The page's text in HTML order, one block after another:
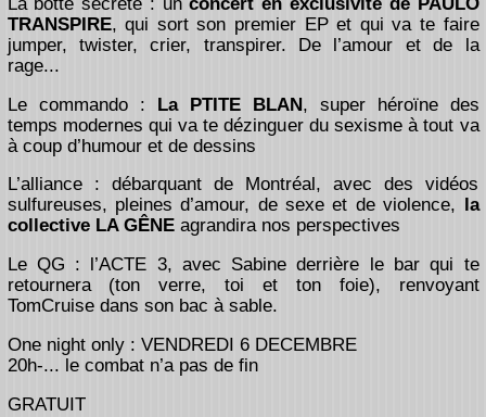
TRANSPIRE, qui sort son premier EP et qui va te faire
jumper, twister, crier, transpirer. De l’amour et de la
rage...
Le commando : La PTITE BLAN, super héroïne des
temps modernes qui va te dézinguer du sexisme à tout va
à coup d’humour et de dessins
L’alliance : débarquant de Montréal, avec des vidéos
sulfureuses, pleines d’amour, de sexe et de violence,
la
collective LA GÊNE agrandira nos perspectives
Le QG : l’ACTE 3, avec Sabine derrière le bar qui te
retournera (ton verre, toi et ton foie), renvoyant
TomCruise dans son bac à sable.
One night only : VENDREDI 6 DECEMBRE
20h-... le combat n’a pas de fin
GRATUIT